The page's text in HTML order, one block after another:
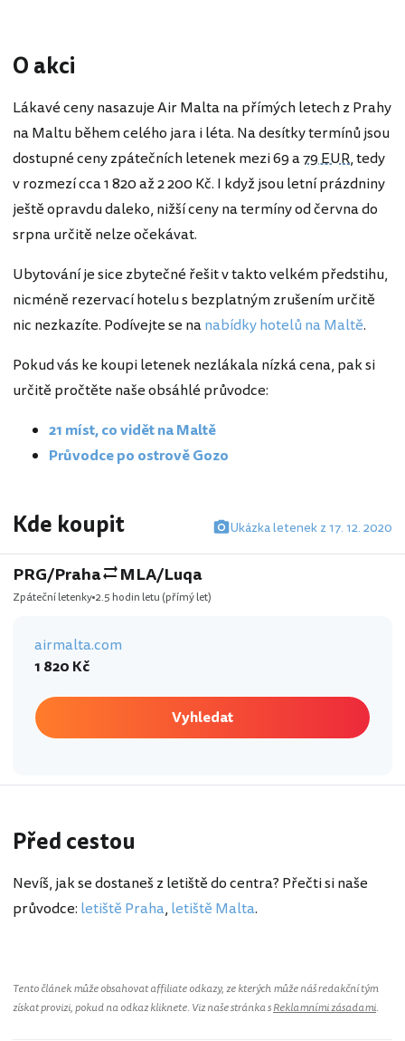
O akci
Lákavé ceny nasazuje Air Malta na přímých letech z Prahy
na Maltu během celého jara i léta. Na desítky termínů jsou
dostupné ceny zpátečních letenek mezi 69 a79 EUR, tedy
v rozmezí cca 1 820 až 2 200 Kč. I když jsou letní prázdniny
ještě opravdu daleko, nižší ceny na termíny od června do
srpna určitě nelze očekávat.
Ubytování je sice zbytečné řešit v takto velkém předstihu,
nicméně rezervací hotelu s bezplatným zrušením určitě
nic nezkazíte. Podívejte se nanabídky hotelů na Maltě.
Pokud vás ke koupi letenek nezlákala nízká cena, pak si
určitě pročtěte naše obsáhlé průvodce:
21 míst, co vidět na Maltě
Průvodce po ostrově Gozo
Kde koupit Ukázka letenek z 17. 12. 2020
PRG/Praha MLA/Luqa
Zpáteční letenky 2.5 hodin letu (přímý let)
airmalta.com
1 820 Kč
Vyhledat
Před cestou
Nevíš, jak se dostaneš z letiště do centra? Přečti si naše
průvodce: letiště Praha, letiště Malta.
Tento článek může obsahovat affiliate odkazy, ze kterých může náš redakční tým
získat provizi, pokud na odkaz kliknete. Viz naše stránka sReklamními zásadami.